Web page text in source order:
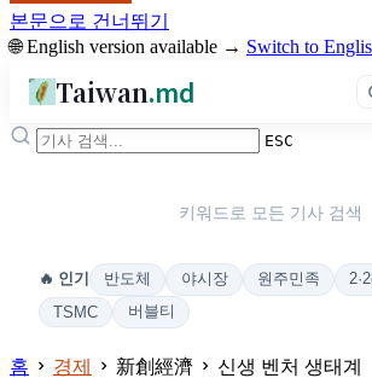
본문으로 건너뛰기
🌐 English version available → Switch to
Taiwan.md
ESC
키워드로 모든 기사 검색
🔥 인기 반도체 야시장 원주민족
TSMC
버블티
홈 경제 新創經濟 신생 벤처 생태계